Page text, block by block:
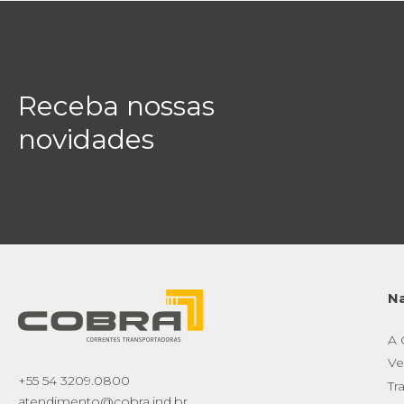
Receba nossas
novidades
+55 54 3209.0800
A